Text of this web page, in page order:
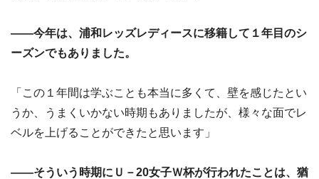
――今年は、浦和レッズレディースに移籍して１年目のシ
ーズンでもありました。
「この１年間は学ぶことも本当に多くて、壁を感じたとい
うか、うまくいかない時期もありましたが、様々な面でレ
ベルを上げることができたと思います」
――そういう時期にＵ－20女子Ｗ杯が行われたことは、猶